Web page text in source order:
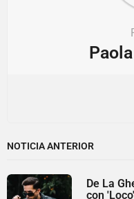
NOTICIA ANTERIOR
De La
con 'Loco'